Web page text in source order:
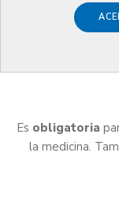
privada
Es obligatoria
la medicina.